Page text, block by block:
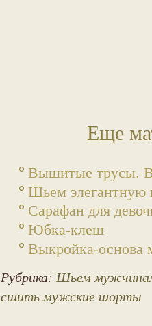
Еще
Вышитые трусы.
Шьем элегантную
Сарафан для
Юбка-клеш
Выкройка-основа
Рубрика: Шьем
сшить мужские шорты